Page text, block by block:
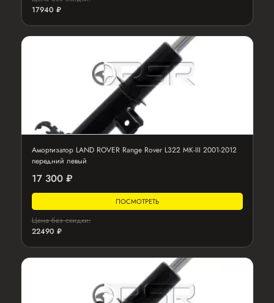
17940 ₽
Амортизатор LAND ROVER Range Rover L322 MK-III 2001-2012
передний левый
17 300 ₽
ПОСМОТРЕТЬ
Цена без скидки:
22490 ₽